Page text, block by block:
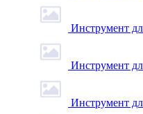
Инструмент
Инструмент
Инструмент